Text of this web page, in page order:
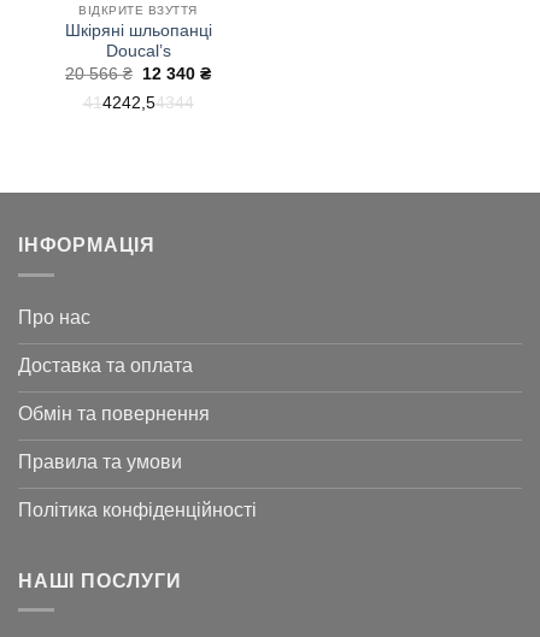
ВІДКРИТЕ ВЗУТТЯ
Шкіряні шльопанці
Doucal’s
20 566₴
Оригінальна
20
12 340₴Поточна
414242,54344
ІНФОРМАЦІЯ
Про нас
Доставка та оплата
Обмін та повернення
Правила та умови
Політика конфіденційності
НАШІ ПОСЛУГИ